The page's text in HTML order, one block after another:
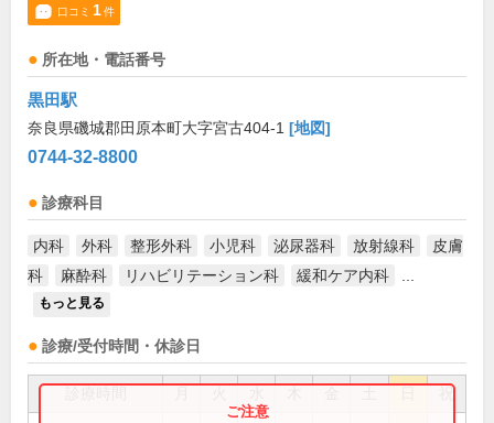
口コミ 1件
所在地・電話番号
黒田駅
奈良県磯城郡田原本町大字宮古404-1 [地図]
0744-32-8800
診療科目
内科 外科 整形外科 小児科 泌尿器科 放射線科
皮膚
科
麻酔科 リハビリテーション科 緩和ケア内科
もっと見る
診療/受付時間・休診日
祝